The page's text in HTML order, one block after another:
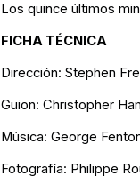
Los quince últimos
FICHA TÉCNICA
Dirección: Stephen
Guion: Christopher
Música: George
Fotografía: Philippe